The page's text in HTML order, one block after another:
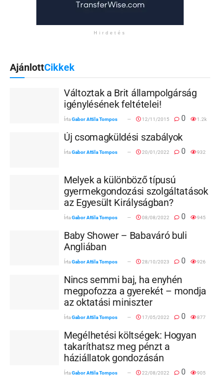
Hirdetés
AjánlottCikkek
Változtak a Brit állampolgárság
igénylésének feltételei!
ÍrtaGabor Attila Tompos 12/11/2015 0 1.2k
Új csomagküldési szabályok
ÍrtaGabor Attila Tompos 20/01/2022 0 932
Melyek a különböző típusú
gyermekgondozási szolgáltatások
az Egyesült Királyságban?
ÍrtaGabor Attila Tompos 08/08/2022 0 945
Baby Shower – Babaváró buli
Angliában
ÍrtaGabor Attila Tompos 28/10/2023 0 926
Nincs semmi baj, ha enyhén
megpofozza a gyerekét – mondja
az oktatási miniszter
ÍrtaGabor Attila Tompos 17/05/2022 0 877
Megélhetési költségek: Hogyan
takaríthatsz meg pénzt a
háziállatok gondozásán
ÍrtaGabor Attila Tompos 22/08/2022 0 905